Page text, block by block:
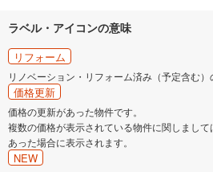
ラベル・アイコンの意味
リフォーム
リノベーション・リフォーム済み（予定含む）
価格更新
価格の更新があった物件です。
複数の価格が表示されている物件に関しまし
あった場合に表示されます。
NEW